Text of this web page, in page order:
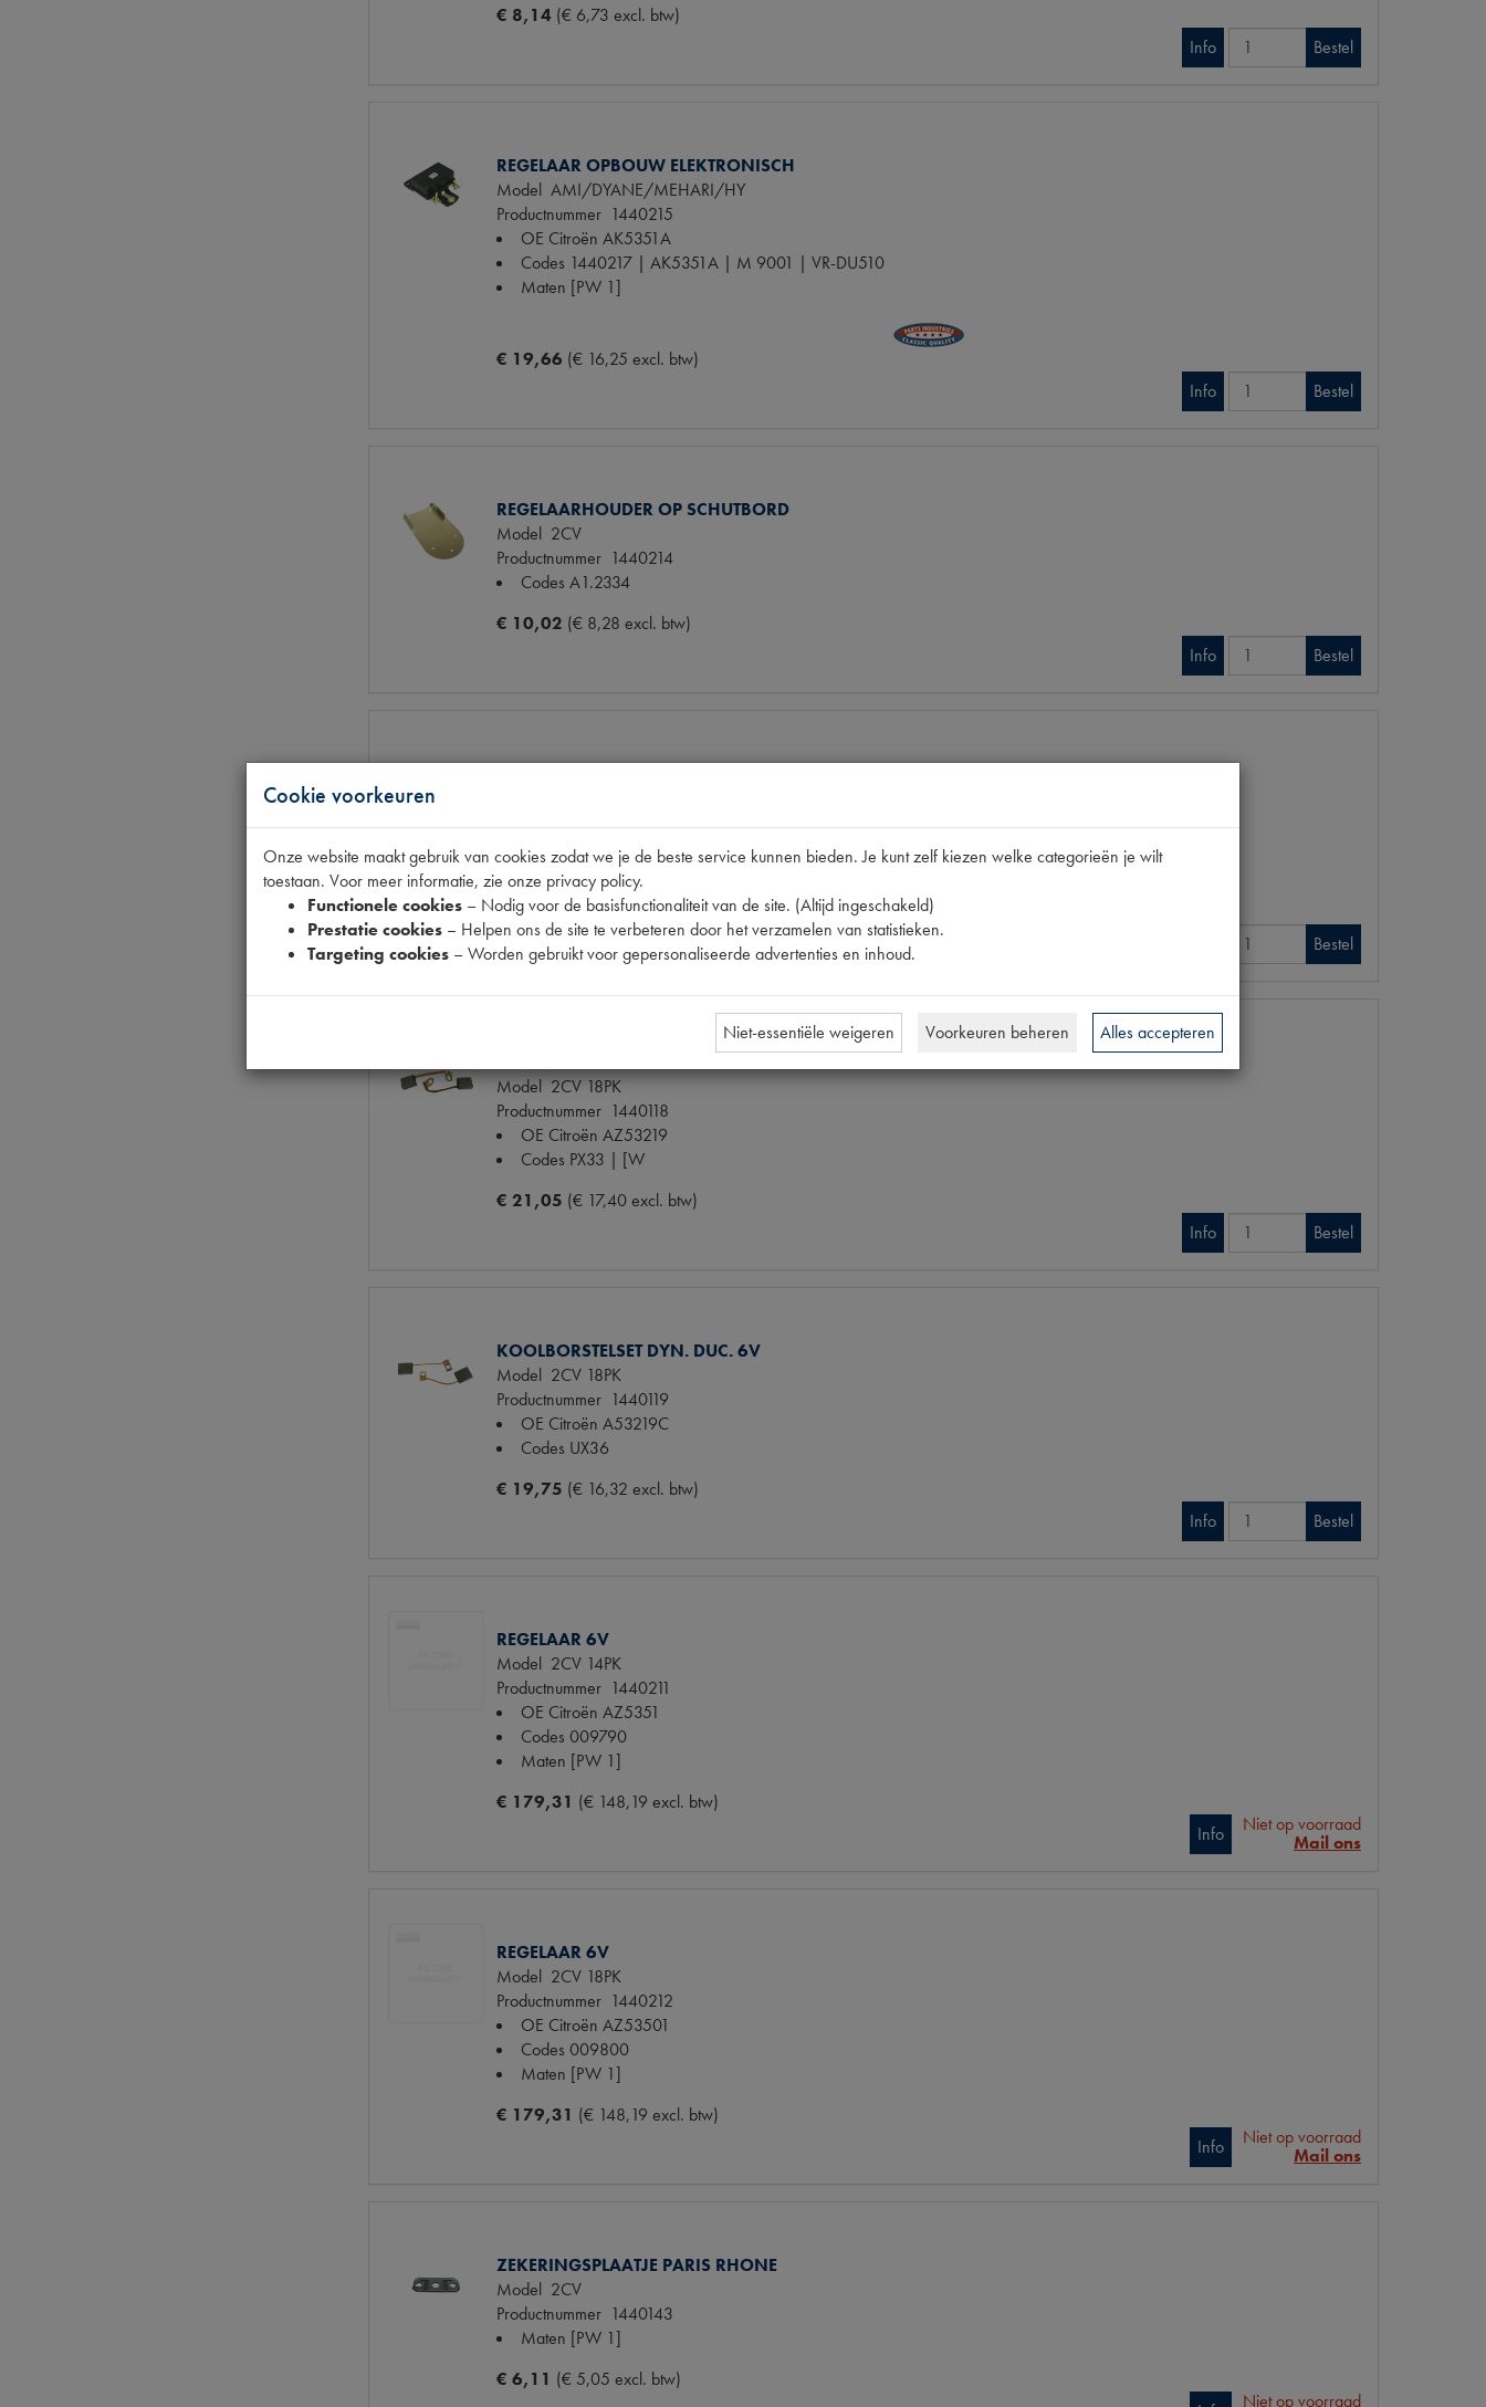
€ 8,14 (€ 6,73 excl. btw)
Info
Bestel
REGELAAR OPBOUW ELEKTRONISCH
Model AMI/DYANE/MEHARI/HY
Productnummer 1440215
OE Citroën AK5351A
Codes 1440217 | AK5351A | M 9001 | VR-DU510
Maten [PW 1]
€ 19,66 (€ 16,25 excl. btw)
Info
Bestel
REGELAARHOUDER OP SCHUTBORD
Model 2CV
Productnummer 1440214
Codes A1.2334
€ 10,02 (€ 8,28 excl. btw)
Info
Bestel
Productnummer1540091
Codes
14200
Maten
[PW 1]
€ 5,75(€ 4,75 excl. btw)
Bestel
Model 2CV 18PK
Productnummer 1440118
OE Citroën AZ53219
Codes PX33 | [W
€ 21,05 (€ 17,40 excl. btw)
Info
Bestel
KOOLBORSTELSET DYN. DUC. 6V
Model 2CV 18PK
Productnummer 1440119
OE Citroën A53219C
Codes UX36
€ 19,75 (€ 16,32 excl. btw)
Info
Bestel
REGELAAR 6V
Model 2CV 14PK
Productnummer 1440211
OE Citroën AZ5351
Codes 009790
Maten [PW 1]
€ 179,31 (€ 148,19 excl. btw)
Info
Niet op voorraad
Mail ons
REGELAAR 6V
Model 2CV 18PK
Productnummer 1440212
OE Citroën AZ53501
Codes 009800
Maten [PW 1]
€ 179,31 (€ 148,19 excl. btw)
Info
Niet op voorraad
Mail ons
ZEKERINGSPLAATJE PARIS RHONE
Model 2CV
Productnummer 1440143
Maten [PW 1]
€ 6,11 (€ 5,05 excl. btw)
Niet op voorraad
Cookie voorkeuren
Onze website maakt gebruik van cookies zodat we je de beste service kunnen bieden. Je kunt zelf kiezen welke categorieën je wilt
toestaan. Voor meer informatie, zie onze privacy policy.
Functionele cookies – Nodig voor de basisfunctionaliteit van de site. (Altijd ingeschakeld)
Prestatie cookies – Helpen ons de site te verbeteren door het verzamelen van statistieken.
Targeting cookies – Worden gebruikt voor gepersonaliseerde advertenties en inhoud.
Niet-essentiële weigeren Voorkeuren beheren Alles accepteren